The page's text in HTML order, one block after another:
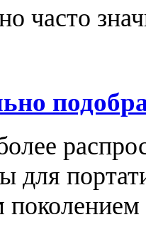
часто
для